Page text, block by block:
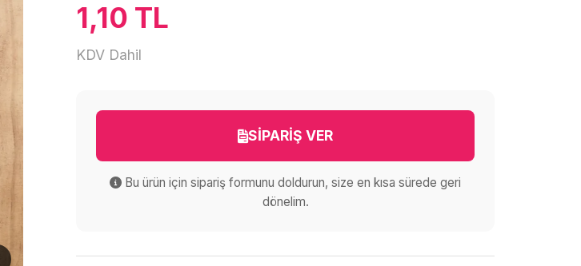
1,10 TL
KDV Dahil
SİPARİŞ VER
Bu ürün için sipariş formunu doldurun, size en kısa sürede geri
dönelim.